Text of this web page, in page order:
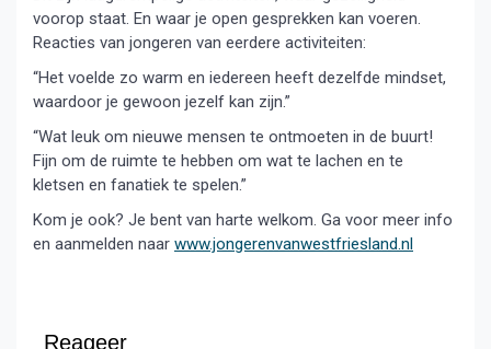
voorop staat. En waar je open gesprekken kan voeren.
Reacties van jongeren van eerdere activiteiten:
“Het voelde zo warm en iedereen heeft dezelfde mindset,
waardoor je gewoon jezelf kan zijn.”
“Wat leuk om nieuwe mensen te ontmoeten in de buurt!
Fijn om de ruimte te hebben om wat te lachen en te
kletsen en fanatiek te spelen.”
Kom je ook? Je bent van harte welkom. Ga voor meer info
en aanmelden naar www.jongerenvanwestfriesland.nl
Reageer